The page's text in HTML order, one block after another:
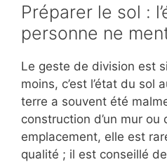
Préparer le sol :
personne ne
Le geste de division est
moins, c’est l’état du sol
terre a souvent été
construction d’un mur ou
emplacement, elle est
qualité ; il est conseillé